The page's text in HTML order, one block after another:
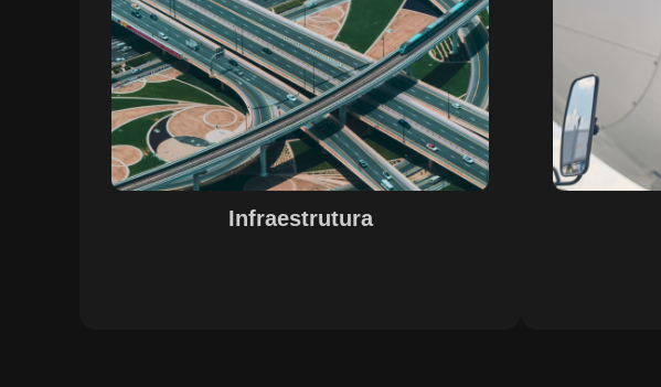
Infraestrutura
A parceria no gerenciamento de infraestruturas urbanas
destacou a capacidade da SETE em personalizar
soluções tecnológicas para gestão pública. Com o apoio
do Regente e ferramentas de geoprocessamento,
sistemas foram desenvolvidos para o gerenciamento de
pavimentações, áreas verdes e redes de drenagem,
permitindo maior eficiência, controle e precisão na
execução das operações.
A parceria
com o suporte
para o
eficiência e
para o
segurança e